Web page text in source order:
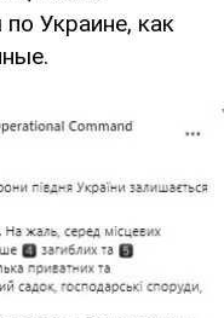
Украине, как